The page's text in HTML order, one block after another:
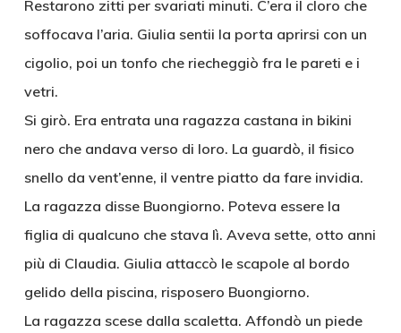
Restarono zitti per svariati minuti. C’era il cloro che
soffocava l’aria. Giulia sentii la porta aprirsi con un
cigolio, poi un tonfo che riecheggiò fra le pareti e i
vetri.
Si girò. Era entrata una ragazza castana in bikini
nero che andava verso di loro. La guardò, il fisico
snello da vent’enne, il ventre piatto da fare invidia.
La ragazza disse Buongiorno. Poteva essere la
figlia di qualcuno che stava lì. Aveva sette, otto anni
più di Claudia. Giulia attaccò le scapole al bordo
gelido della piscina, risposero Buongiorno.
La ragazza scese dalla scaletta. Affondò un piede